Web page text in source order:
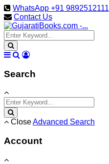
WhatsApp +91 9892512111
Contact Us
Search
CloseAdvanced Search
Account